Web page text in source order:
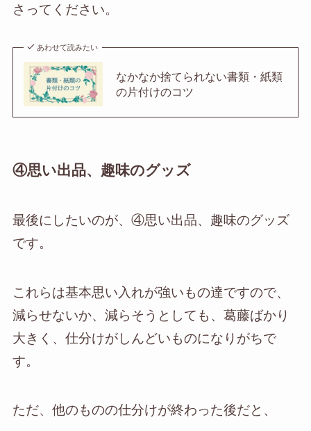
さってください。
あわせて読みたい
なかなか捨てられない書類・紙類
の片付けのコツ
④思い出品、趣味のグッズ
最後にしたいのが、④思い出品、趣味のグッズ
です。
これらは基本思い入れが強いもの達ですので、
減らせないか、減らそうとしても、葛藤ばかり
大きく、仕分けがしんどいものになりがちで
す。
ただ、他のものの仕分けが終わった後だと、